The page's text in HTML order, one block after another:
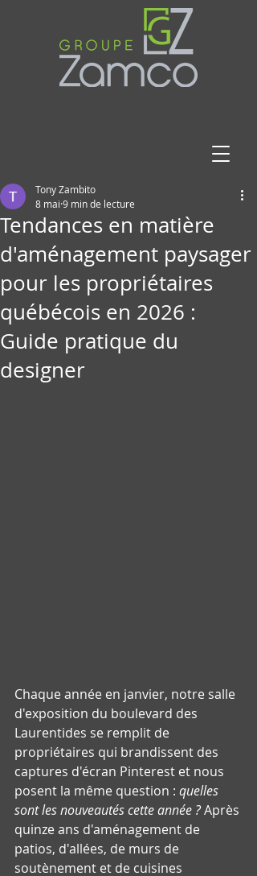
Tendances en matière
d'aménagement paysager
pour les propriétaires
québécois en 2026 :
Guide pratique du
designer
Tony Zambito
8 mai 9 min de lecture
Chaque année en janvier, notre salle
d'exposition du boulevard des
Laurentides se remplit de
propriétaires qui brandissent des
captures d'écran Pinterest et nous
posent la même question : quelles
sont les nouveautés cette année ? Après
quinze ans d'aménagement de
patios, d'allées, de murs de
soutènement et de cuisines